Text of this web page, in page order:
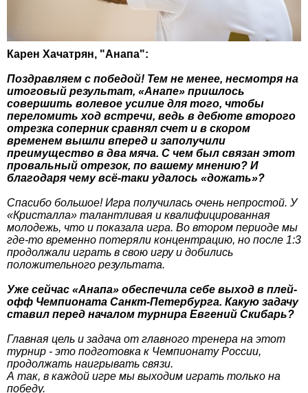
Карен Хачатрян, "Анапа":
Поздравляем с победой! Тем не менее, несмотря на
итоговый результат, «Анапе» пришлось
совершить волевое усилие для того, чтобы
переломить ход встречи, ведь в дебюте второго
отрезка соперник сравнял счет и в скором
временем вышли вперед и заполучили
преимущество в два мяча. С чем был связан этот
провальный отрезок, по вашему мнению? И
благодаря чему всё-таки удалось «дожать»?
Спасибо большое! Игра получилась очень непростой. У
«Кристалла» талантливая и квалифицированная
молодежь, что и показала игра. Во втором периоде мы
где-то временно потеряли концентрацию, но после 1:3
продолжали играть в свою игру и добились
положительного результата.
Уже сейчас «Анапа» обеспечила себе выход в плей-
офф Чемпионата Санкт-Петербурга. Какую задачу
ставил перед началом турнира Евгений Скибарь?
Главная цель и задача от главного тренера на этот
турнир - это подготовка к Чемпионату России,
продолжать наигрывать связи.
А так, в каждой игре мы выходим играть только на
победу.